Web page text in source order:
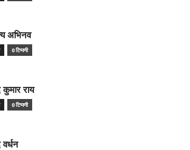
अभिनव
0 टिप्पणी
राय
0 टिप्पणी